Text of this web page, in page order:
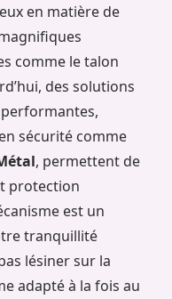
en matière de
comme le talon
des solutions
sécurité comme
, permettent de
protection
est un
tranquillité
lésiner sur la
adapté à la fois au